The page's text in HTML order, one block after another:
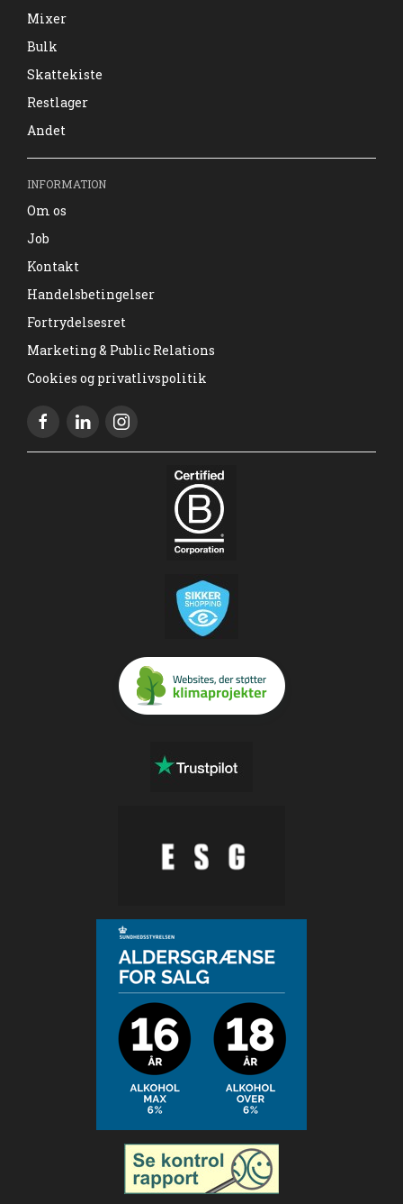
Mixer
Bulk
Skattekiste
Restlager
Andet
INFORMATION
Om os
Job
Kontakt
Handelsbetingelser
Fortrydelsesret
Marketing & Public Relations
Cookies og privatlivspolitik